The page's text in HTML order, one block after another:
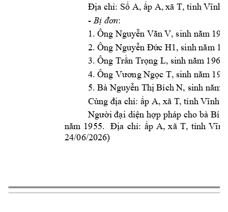
Địa ch: Số A, ấp A, xã T, tnh Vĩnh
- Bị đơn:
1. Ông Nguyễn Văn V, sinh năm
2. Ông Nguyễn Đức H1, sinh năm
3. Ông Trần Trọng L, sinh năm 1965
4. Ông Vương Ngọc T, sinh năm
5. Bà Nguyễn Thị Bích N, sinh năm
Cùng địa ch: ấp A, xã T, tnh Vĩnh
Người đại diện hợp php cho bà
năm 1955. Địa ch: ấp A, xã T, tnh
24/06/2026)